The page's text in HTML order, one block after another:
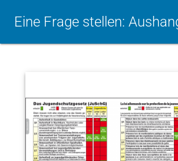
Eine Frage stellen: